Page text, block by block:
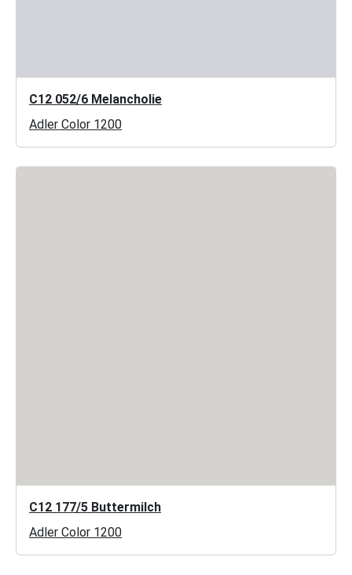
C12 052/6 Melancholie
Adler Color 1200
C12 177/5 Buttermilch
Adler Color 1200